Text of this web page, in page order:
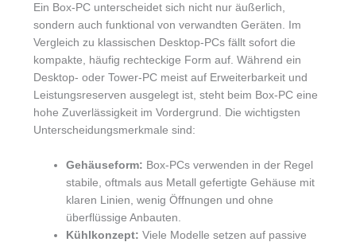
Ein Box-PC unterscheidet sich nicht nur äußerlich,
sondern auch funktional von verwandten Geräten. Im
Vergleich zu klassischen Desktop-PCs fällt sofort die
kompakte, häufig rechteckige Form auf. Während ein
Desktop- oder Tower-PC meist auf Erweiterbarkeit und
Leistungsreserven ausgelegt ist, steht beim Box-PC eine
hohe Zuverlässigkeit im Vordergrund. Die wichtigsten
Unterscheidungsmerkmale sind:
Gehäuseform: Box-PCs verwenden in der Regel
stabile, oftmals aus Metall gefertigte Gehäuse mit
klaren Linien, wenig Öffnungen und ohne
überflüssige Anbauten.
Kühlkonzept: Viele Modelle setzen auf passive